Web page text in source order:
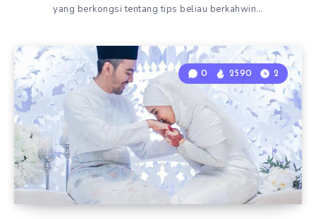
yang berkongsi tentang tips beliau berkahwin…
0 2590 2